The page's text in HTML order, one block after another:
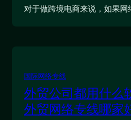
对于做跨境电商来说，如果
国际网络专线
外贸公司都用什么
外贸网络专线哪家